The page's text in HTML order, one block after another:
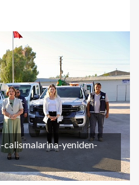
yeniden-